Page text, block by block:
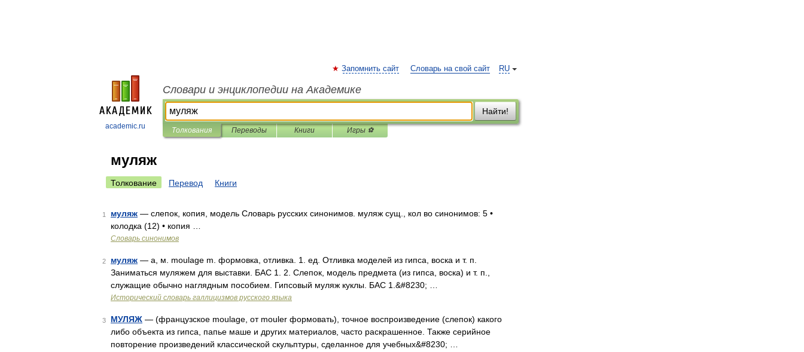
academic.ru
RU
Запомнить сайт Словарь на свой сайт
Словари и энциклопедии на Академике
Найти!
Толкования Переводы Книги Игры ⚽
муляж
Толкование Перевод Книги
1 муляж — слепок, копия, модель Словарь русских синонимов. муляж сущ., кол во синонимов: 5 •
колодка (12) • копия …
Словарь синонимов
2 муляж — а, м. moulage m. формовка, отливка. 1. ед. Отливка моделей из гипса, воска и т. п.
Заниматься муляжем для выставки. БАС 1. 2. Слепок, модель предмета (из гипса, воска) и т. п.,
служащие обычно наглядным пособием. Гипсовый муляж куклы. БАС 1.&#8230; …
Исторический словарь галлицизмов русского языка
3 МУЛЯЖ — (французское moulage, от mouler формовать), точное воспроизведение (слепок) какого
либо объекта из гипса, папье маше и других материалов, часто раскрашенное. Также серийное
повторение произведений классической скульптуры, сделанное для учебных&#8230; …